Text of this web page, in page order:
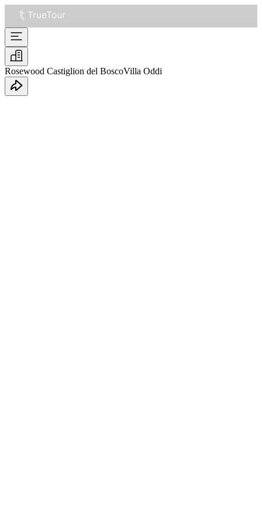
Rosewood Castiglion del BoscoVilla Oddi